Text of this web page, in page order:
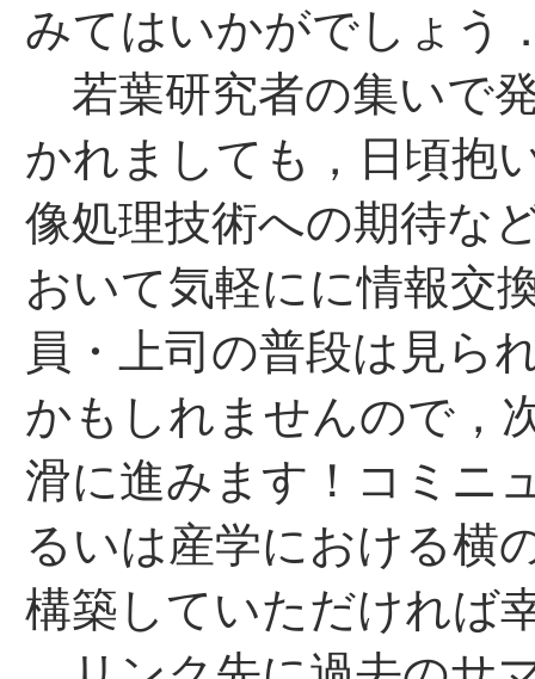
みてはいかがでしょう
若葉研究者の集いで
かれましても，日頃抱
像処理技術への期待な
おいて気軽にに情報交
員・上司の普段は見ら
かもしれませんので，
滑に進みます！コミニ
るいは産学における横
構築していただければ